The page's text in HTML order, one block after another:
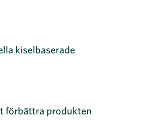
kiselbaserade
förbättra produkten